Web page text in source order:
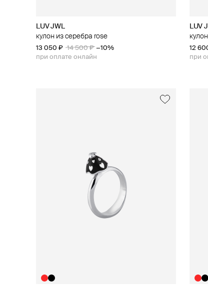
LUV JWL
кулон из серебра rose
13 050 ₽ 14 500 ₽ −10%
при оплате онлайн
LUV
12
при